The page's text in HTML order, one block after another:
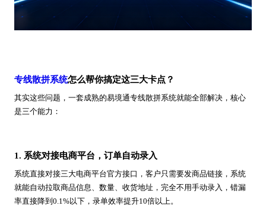
专线散拼系统怎么帮你搞定这三大卡点？
其实这些问题，一套成熟的易境通专线散拼系统就能全部解决，核心
是三个能力：
1. 系统对接电商平台，订单自动录入
系统直接对接三大电商平台官方接口，客户只需要发商品链接，系统
就能自动拉取商品信息、数量、收货地址，完全不用手动录入，错漏
率直接降到0.1%以下，录单效率提升10倍以上。